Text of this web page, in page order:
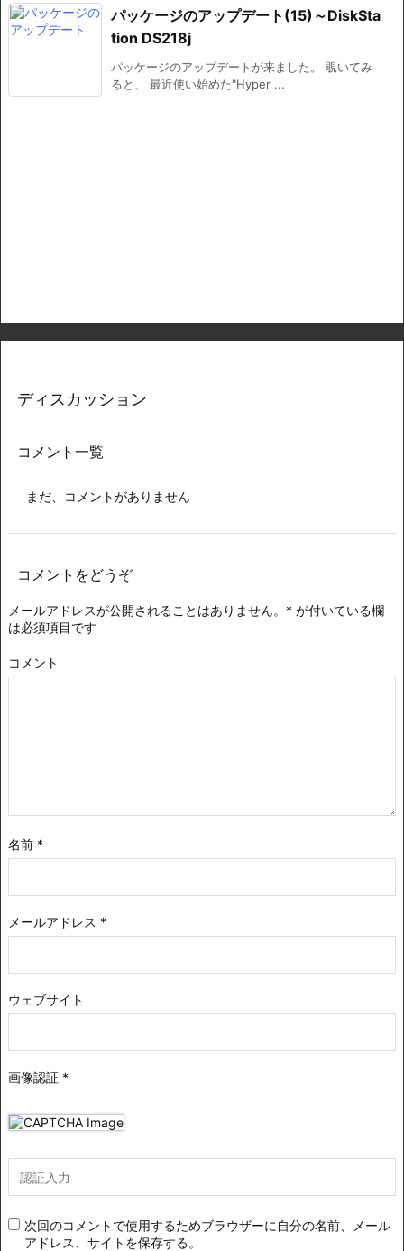
パッケージのアップデート(15)～DiskSta
tion DS218j
パッケージのアップデートが来ました。 覗いてみ
ると、 最近使い始めた"Hyper ...
ディスカッション
コメント一覧
まだ、コメントがありません
コメントをどうぞ
メールアドレスが公開されることはありません。 * が付いている欄
は必須項目です
コメント
名前 *
メールアドレス *
ウェブサイト
画像認証 *
次回のコメントで使用するためブラウザーに自分の名前、メール
アドレス、サイトを保存する。